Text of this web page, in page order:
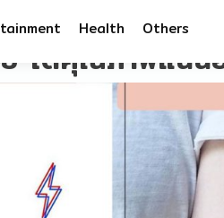
Health Others
ได้คุณภาพแน่น